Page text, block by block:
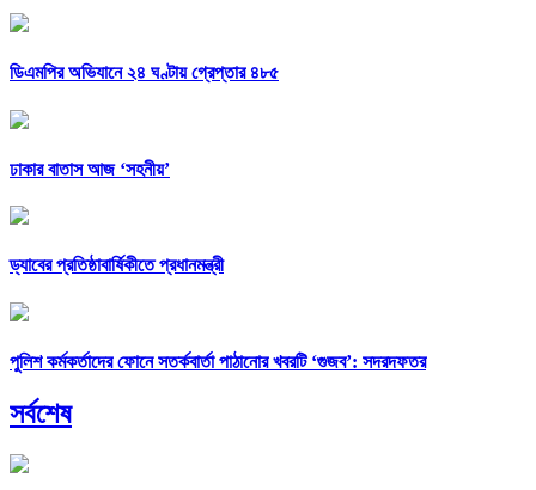
ডিএমপির অভিযানে ২৪ ঘণ্টায় গ্রেপ্তার ৪৮৫
ঢাকার বাতাস আজ ‘সহনীয়’
ড্যাবের প্রতিষ্ঠাবার্ষিকীতে প্রধানমন্ত্রী
পুলিশ কর্মকর্তাদের ফোনে সতর্কবার্তা পাঠানোর খবরটি ‘গুজব’: সদরদফতর
সর্বশেষ